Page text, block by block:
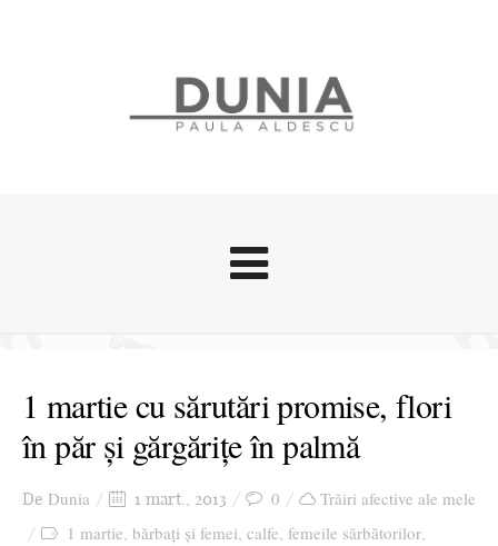
Stari afective
Zice Dunia
Călătorii
Cursuri povestite
Ziua culorii
1 martie cu sărutări promise, flori
în păr și gărgărițe în palmă
De Dunia 1 mart., 2013 0
Trăiri afective ale mele
1 martie, bărbați și femei, calfe, femeile sărbătorilor,